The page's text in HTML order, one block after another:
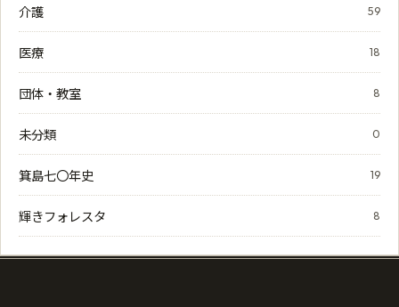
介護 59
医療 18
団体・教室 8
未分類 0
箕島七〇年史 19
輝きフォレスタ 8